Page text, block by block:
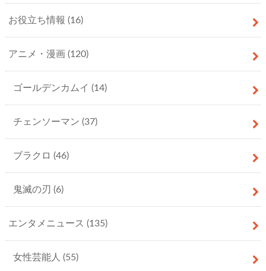
お役立ち情報 (16)
アニメ・漫画 (120)
ゴールデンカムイ (14)
チェンソーマン (37)
ブラクロ (46)
鬼滅の刃 (6)
エンタメニュース (135)
女性芸能人 (55)